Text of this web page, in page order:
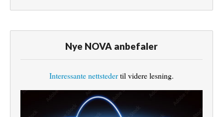
Nye NOVA anbefaler
Interessante nettstedertil videre lesning.